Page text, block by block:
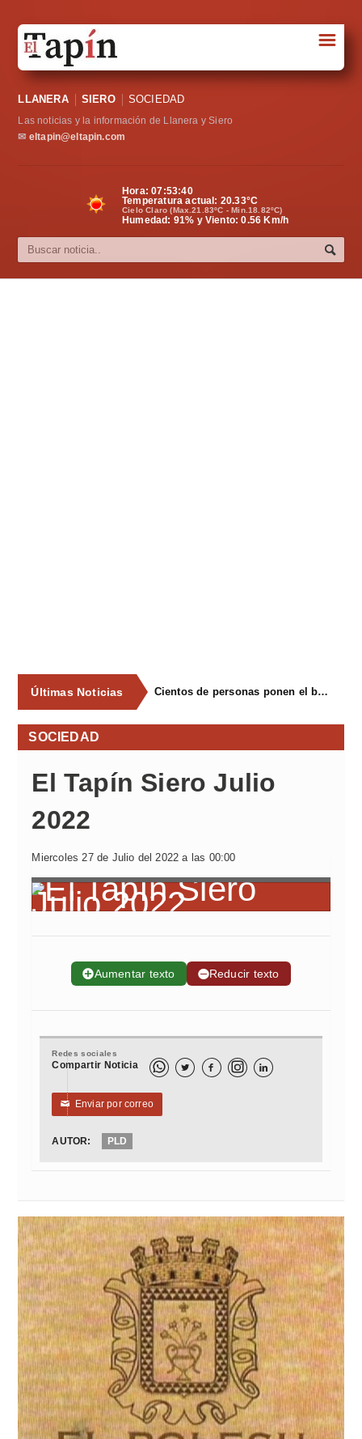
Sociedad
Política
Cultura
☰
LLANERA SIERO SOCIEDAD
Las noticias y la información de Llanera y Siero
✉ eltapin@eltapin.com
Hora:07:53:41
Temperatura actual: 20.33°C
Cielo Claro (Max.21.83ºC - Min.18.82ºC)
Humedad: 91% y Viento: 0.56 Km/h
Últimas Noticias Cientos de personas ponen el broche final a las fiestas de La Salud de Lieres con la tradicional merienda
SOCIEDAD
El Tapín Siero Julio
2022
Miercoles 27 de Julio del 2022 a las 00:00
➕Aumentar texto ➖Reducir texto
Redes sociales
Compartir Noticia   
✉ Enviar por correo
AUTOR: PLD